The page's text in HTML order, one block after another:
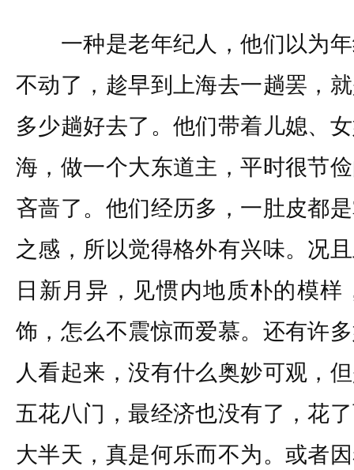
一种是老年纪人，他们以为年
不动了，趁早到上海去一趟罢，
多少趟好去了。他们带着儿媳、
海，做一个大东道主，平时很节
吝啬了。他们经历多，一肚皮都
之感，所以觉得格外有兴味。况
日新月异，见惯内地质朴的模
饰，怎么不震惊而爱慕。还有许
人看起来，没有什么奥妙可观，
五花八门，最经济也没有了，花
大半天，真是何乐而不为。或者